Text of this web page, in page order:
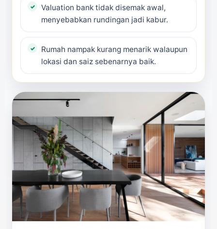
Valuation bank tidak disemak awal,
menyebabkan rundingan jadi kabur.
Rumah nampak kurang menarik walaupun
lokasi dan saiz sebenarnya baik.